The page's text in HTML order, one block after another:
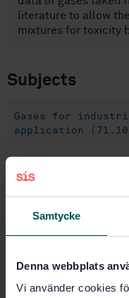
Samtycke
Denna webbplats
Vi använder cookies
literature to allow
mixtures for toxicity
Subjects
Gases for
application
Buy this standard
STANDARD
SWEDISH STANDARD·
Determination of
valve outlets (ISO